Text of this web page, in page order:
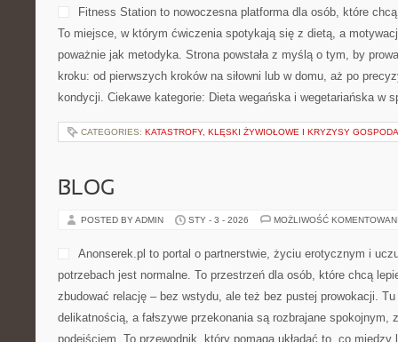
Fitness Station to nowoczesna platforma dla osób, które
To miejsce, w którym ćwiczenia spotykają się z dietą, a
poważnie jak metodyka. Strona powstała z myślą o tym, by
kroku: od pierwszych kroków na siłowni lub w domu, aż po
kondycji. Ciekawe kategorie: Dieta wegańska i wegetariańska w
CATEGORIES: KATASTROFY, KLĘSKI ŻYWIOŁOWE I KRYZYSY
BLOG
POSTED BY ADMIN STY - 3 - 2026 MOŻLIWOŚĆ
Anonserek.pl to portal o partnerstwie, życiu erotycznym i
potrzebach jest normalne. To przestrzeń dla osób, które chcą
zbudować relację – bez wstydu, ale też bez pustej prowokacji.
delikatnością, a fałszywe przekonania są rozbrajane spokojnym,
podejściem. To przewodnik, który pomaga układać to, co między